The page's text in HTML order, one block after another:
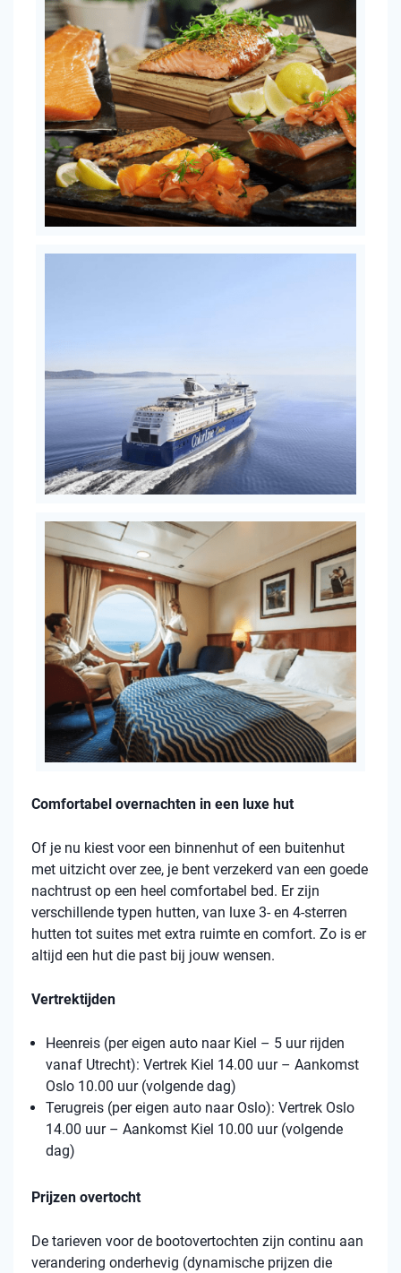
Comfortabel overnachten in een luxe hut
Of je nu kiest voor een binnenhut of een buitenhut
met uitzicht over zee, je bent verzekerd van een goede
nachtrust op een heel comfortabel bed. Er zijn
verschillende typen hutten, van luxe 3- en 4-sterren
hutten tot suites met extra ruimte en comfort. Zo is er
altijd een hut die past bij jouw wensen.
Vertrektijden
Heenreis (per eigen auto naar Kiel – 5 uur rijden
vanaf Utrecht): Vertrek Kiel 14.00 uur – Aankomst
Oslo 10.00 uur (volgende dag)
Terugreis (per eigen auto naar Oslo): Vertrek Oslo
14.00 uur – Aankomst Kiel 10.00 uur (volgende
dag)
Prijzen overtocht
De tarieven voor de bootovertochten zijn continu aan
verandering onderhevig (dynamische prijzen die